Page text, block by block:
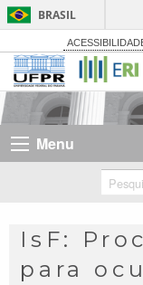
BRASIL
Menu
IsF:
para